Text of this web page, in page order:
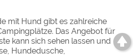
mit Hund gibt es zahlreiche
Das Angebot für
kann sich sehen lassen und
Hundedusche,